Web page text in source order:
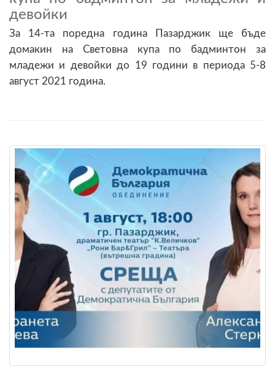
девойки
За 14-та поредна година Пазарджик ще бъде
домакин на Световна купа по бадминтон за
младежи и девойки до 19 години в периода 5-8
август 2021 година.